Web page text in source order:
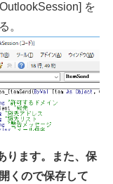
を
。
ります。また、保
くので保存して